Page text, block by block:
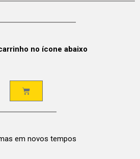
no ícone abaixo
em novos tempos